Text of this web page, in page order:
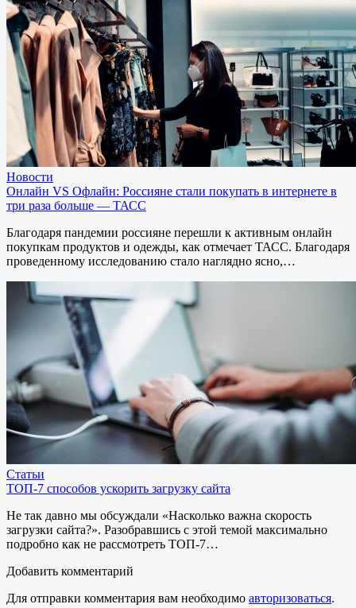
Новости
Онлайн VS Офлайн: Россияне стали покупать в интернете в
три раза больше — ТАСС
Благодаря пандемии россияне перешли к активным онлайн
покупкам продуктов и одежды, как отмечает ТАСС. Благодаря
проведенному исследованию стало наглядно ясно,…
Статьи
ТОП-7 способов ускорить загрузку сайта
Не так давно мы обсуждали «Насколько важна скорость
загрузки сайта?». Разобравшись с этой темой максимально
подробно как не рассмотреть ТОП-7…
Добавить комментарий
Для отправки комментария вам необходимо авторизоваться.